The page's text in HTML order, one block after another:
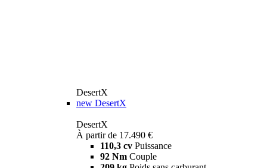
DesertX
new DesertX
DesertX
À partir de 17.490 €
110,3 cv Puissance
92 Nm Couple